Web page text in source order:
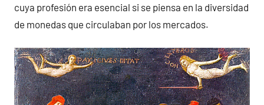
cuya profesión era esencial si se piensa en la diversidad
de monedas que circulaban por los mercados.